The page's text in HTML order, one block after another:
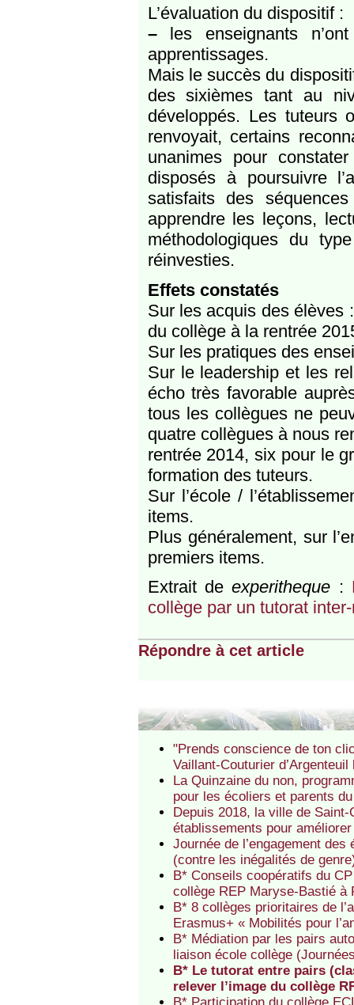
L’évaluation du dispositif :
–les enseignants
apprentissages.
Mais le succès du
des sixièmes tant au
développés. Les tuteurs
renvoyait, certains
unanimes pour
disposés à poursuivre
satisfaits des
apprendre les leçons,
méthodologiques du
réinvesties.
Effets constatés
Sur les acquis des élèves
du collège à la rentrée
Sur les pratiques des
Sur le leadership et les
écho très favorable
tous les collègues ne
quatre collègues à nous
rentrée 2014, six pour le
formation des tuteurs.
Sur l’école /
items.
Plus généralement, sur
premiers items.
Extrait deexperitheque :
collège par un tutorat
Répondre à cet article
"Prends conscience de ton
Vaillant-Couturier
La Quinzaine du non,
pour les écoliers et parents
Depuis 2018, la ville de
établissements pour
Journée de l’engagement
(contre les inégalités de
B* Conseils coopératifs du
collège REP Maryse-Bastié à
B* 8 collèges prioritaires de
Erasmus+ « Mobilités pour
B* Médiation par les pairs
liaison école collège
B* Le tutorat entre pairs
relever l’image du collège